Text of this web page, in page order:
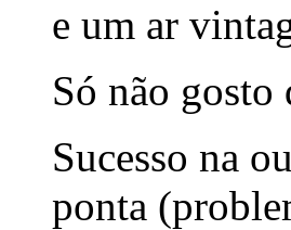
e um ar
Só não
Sucesso na
ponta